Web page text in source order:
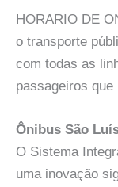
HORARIO DE
o transporte
com todas as
passageiros
Ônibus São
O Sistema
uma inovação